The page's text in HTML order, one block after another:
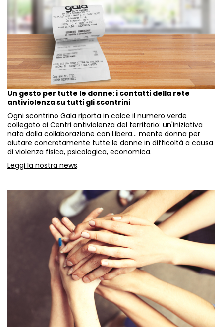
Un gesto per tutte le donne: i contatti della rete
antiviolenza su tutti gli scontrini
Ogni scontrino Gala riporta in calce il numero verde
collegato ai Centri antiviolenza del territorio: un'iniziativa
nata dalla collaborazione con Libera… mente donna per
aiutare concretamente tutte le donne in difficoltà a causa
di violenza fisica, psicologica, economica.
Leggi la nostra news.